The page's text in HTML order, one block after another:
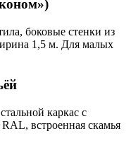
боковые стенки из
1,5 м. Для малых
каркас с
встроенная скамья